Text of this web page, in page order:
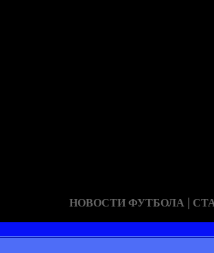
НОВОСТИ ФУТБОЛА |